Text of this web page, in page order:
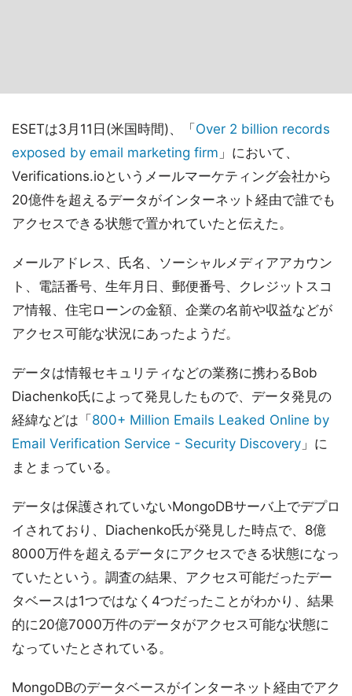
ESETは3月11日(米国時間)、「 Over 2 billion records
exposed by email marketing firm 」において、
Verifications.ioというメールマーケティング会社から
20億件を超えるデータがインターネット経由で誰でも
アクセスできる状態で置かれていたと伝えた。
メールアドレス、氏名、ソーシャルメディアアカウン
ト、電話番号、生年月日、郵便番号、クレジットスコ
ア情報、住宅ローンの金額、企業の名前や収益などが
アクセス可能な状況にあったようだ。
データは情報セキュリティなどの業務に携わるBob
Diachenko氏によって発見したもので、データ発見の
経緯などは「 800+ Million Emails Leaked Online by
Email Verification Service - Security Discovery 」に
まとまっている。
データは保護されていないMongoDBサーバ上でデプロ
イされており、Diachenko氏が発見した時点で、8億
8000万件を超えるデータにアクセスできる状態になっ
ていたという。調査の結果、アクセス可能だったデー
タベースは1つではなく4つだったことがわかり、結果
的に20億7000万件のデータがアクセス可能な状態に
なっていたとされている。
MongoDBのデータベースがインターネット経由でアク